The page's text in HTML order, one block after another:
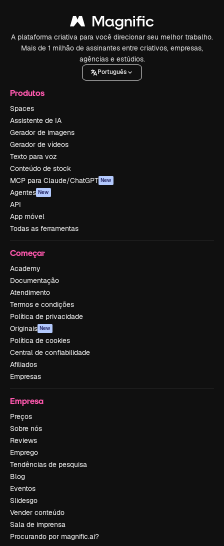
A plataforma criativa para você direcionar seu melhor trabalho.
Mais de 1 milhão de assinantes entre criativos, empresas,
agências e estúdios.
Português
Produtos
Spaces
Assistente de IA
Gerador de imagens
Gerador de vídeos
Texto para voz
Conteúdo de stock
MCP para Claude/ChatGPT New
Agentes New
API
App móvel
Todas as ferramentas
Começar
Academy
Documentação
Atendimento
Termos e condições
Política de privacidade
Originais New
Política de cookies
Central de confiabilidade
Afiliados
Empresas
Empresa
Preços
Sobre nós
Reviews
Emprego
Tendências de pesquisa
Blog
Eventos
Slidesgo
Vender conteúdo
Sala de imprensa
Procurando por magnific.ai?